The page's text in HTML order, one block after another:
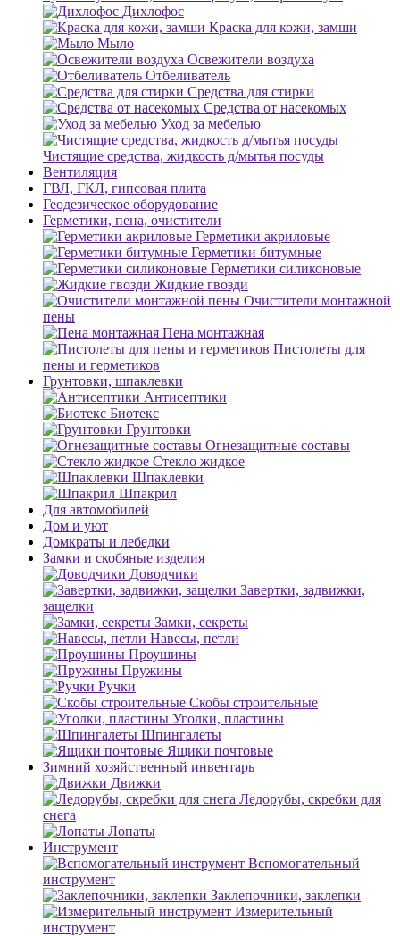
Дихлофос
Краска для кожи, замши
Мыло
Освежители воздуха
Отбеливатель
Средства для стирки
Средства от насекомых
Уход за мебелью
Чистящие средства, жидкость д/мытья посуды
Вентиляция
ГВЛ, ГКЛ, гипсовая плита
Геодезическое оборудование
Герметики, пена, очистители
Герметики акриловые
Герметики битумные
Герметики силиконовые
Жидкие гвозди
Очистители монтажной
пены
Пена монтажная
Пистолеты для
пены и герметиков
Грунтовки, шпаклевки
Антисептики
Биотекс
Грунтовки
Огнезащитные составы
Стекло жидкое
Шпаклевки
Шпакрил
Для автомобилей
Дом и уют
Домкраты и лебедки
Замки и скобяные изделия
Доводчики
Завертки, задвижки,
защелки
Замки, секреты
Навесы, петли
Проушины
Пружины
Ручки
Скобы строительные
Уголки, пластины
Шпингалеты
Ящики почтовые
Зимний хозяйственный инвентарь
Движки
Ледорубы, скребки для
снега
Лопаты
Инструмент
Вспомогательный
инструмент
Заклепочники, заклепки
Измерительный
инструмент